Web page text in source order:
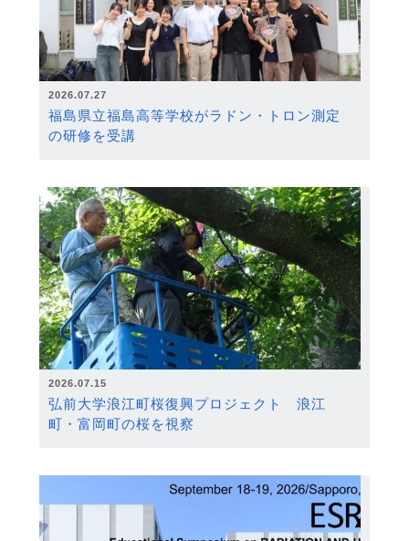
2026.07.27
福島県立福島高等学校がラドン・トロン測定
の研修を受講
2026.07.15
弘前大学浪江町桜復興プロジェクト 浪江
町・富岡町の桜を視察